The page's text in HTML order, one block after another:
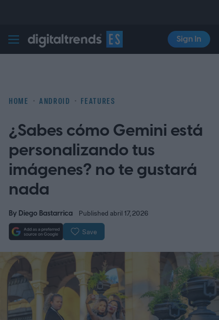
Digital Trends Español
Sign In
HOME ANDROID FEATURES
¿Sabes cómo Gemini está
personalizando tus
imágenes? no te gustará
nada
By Diego Bastarrica Published abril 17, 2026
Save